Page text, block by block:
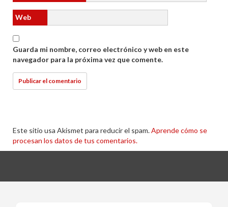
Web
Guarda mi nombre, correo electrónico y web en este
navegador para la próxima vez que comente.
Este sitio usa Akismet para reducir el spam.Aprende cómo se
procesan los datos de tus comentarios.